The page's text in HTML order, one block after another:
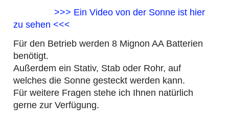
>>> Ein Video von der Sonne ist hier
zu sehen <<<
Für den Betrieb werden 8 Mignon AA Batterien
benötigt.
Außerdem ein Stativ, Stab oder Rohr, auf
welches die Sonne gesteckt werden kann.
Für weitere Fragen stehe ich Ihnen natürlich
gerne zur Verfügung.